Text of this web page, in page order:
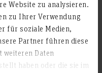
Website zu analysieren.
zu Ihrer Verwendung
für soziale Medien,
Partner führen diese
Daten
haben oder die sie im
M. Schultalbers:
Common Rail
2014-01-0196, 2014,